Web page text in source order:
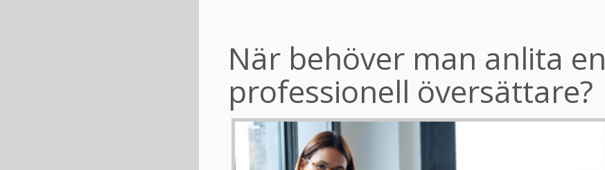
När behöver man anlita en
professionell översättare?